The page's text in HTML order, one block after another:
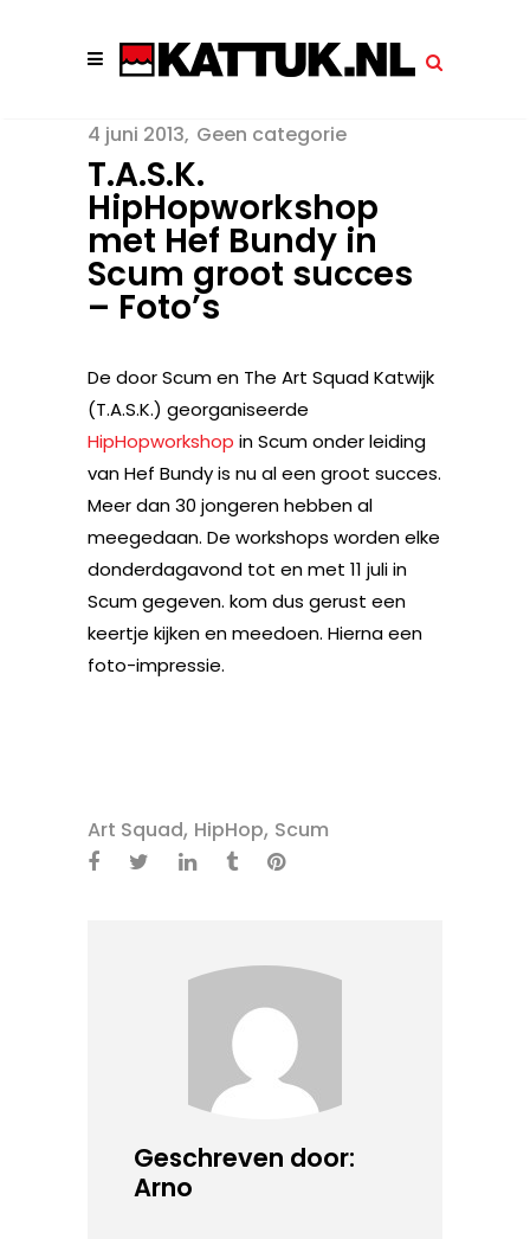
4 juni 2013 Geen categorie
T.A.S.K.
HipHopworkshop
met Hef Bundy in
Scum groot succes
– Foto’s
De door Scum en The Art Squad Katwijk
(T.A.S.K.) georganiseerde
HipHopworkshop in Scum onder leiding
van Hef Bundy is nu al een groot succes.
Meer dan 30 jongeren hebben al
meegedaan. De workshops worden elke
donderdagavond tot en met 11 juli in
Scum gegeven. kom dus gerust een
keertje kijken en meedoen. Hierna een
foto-impressie.
Art Squad, HipHop, Scum
Geschreven door:
Arno